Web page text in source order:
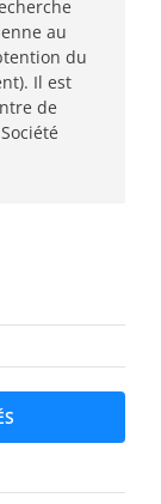
au
du
Il est
de